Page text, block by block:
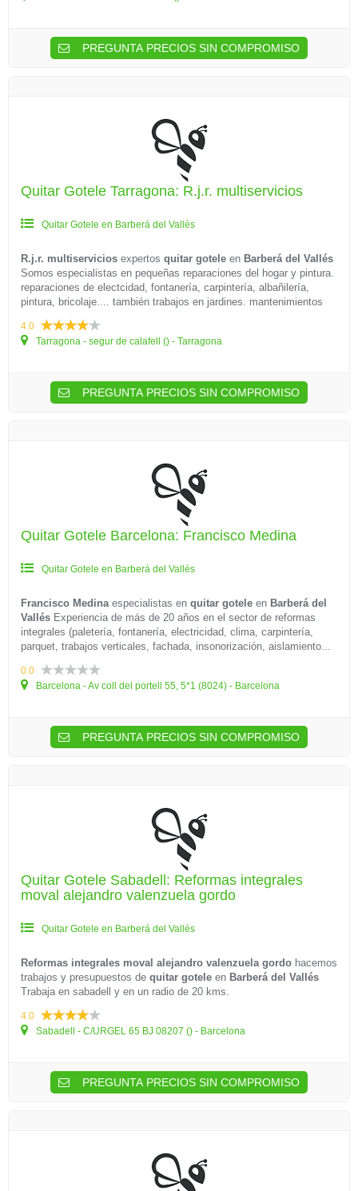
PREGUNTA PRECIOS SIN COMPROMISO
Quitar Gotele Tarragona: R.j.r. multiservicios
Quitar Gotele en Barberá del Vallés
R.j.r. multiservicios expertos quitar gotele en Barberá del Vallés
Somos especialistas en pequeñas reparaciones del hogar y pintura.
reparaciones de electcidad, fontanería, carpintería, albañilería,
pintura, bricolaje.... también trabajos en jardines. mantenimientos
4.0
Tarragona - segur de calafell () - Tarragona
PREGUNTA PRECIOS SIN COMPROMISO
Quitar Gotele Barcelona: Francisco Medina
Quitar Gotele en Barberá del Vallés
Francisco Medinaespecialistas en quitar gotele en Barberá del
Vallés Experiencia de más de 20 años en el sector de reformas
integrales (paletería, fontanería, electricidad, clima, carpintería,
parquet, trabajos verticales, fachada, insonorización, aislamiento...
0.0
Barcelona - Av coll del portell 55, 5*1 (8024) - Barcelona
PREGUNTA PRECIOS SIN COMPROMISO
Quitar Gotele Sabadell: Reformas integrales
moval alejandro valenzuela gordo
Quitar Gotele en Barberá del Vallés
Reformas integrales moval alejandro valenzuela gordo hacemos
trabajos y presupuestos de quitar gotele en Barberá del Vallés
Trabaja en sabadell y en un radio de 20 kms.
4.0
Sabadell - C/URGEL 65 BJ 08207 () - Barcelona
PREGUNTA PRECIOS SIN COMPROMISO